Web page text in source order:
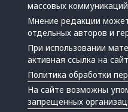
массовых
Мнение редакции
отдельных авторов и
При использовании
активная ссылка на
Политика обработки
На сайте возможны
запрещенных